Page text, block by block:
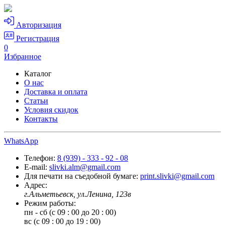
Авторизация
Регистрация
0
Избранное
Каталог
О нас
Доставка и оплата
Статьи
Условия скидок
Контакты
WhatsApp
Телефон: 8 (939) - 333 - 92 - 08
E-mail: slivki.alm@gmail.com
Для печати на съедобной бумаге: print.slivki@gmail.com
Адрес:
г.Альметьевск, ул.Ленина, 123в
Режим работы:
пн - сб (с 09 : 00 до 20 : 00)
вс (с 09 : 00 до 19 : 00)